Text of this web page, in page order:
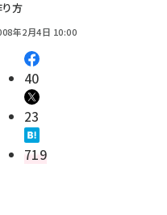
方
年2月4日 10:00
40
23
719